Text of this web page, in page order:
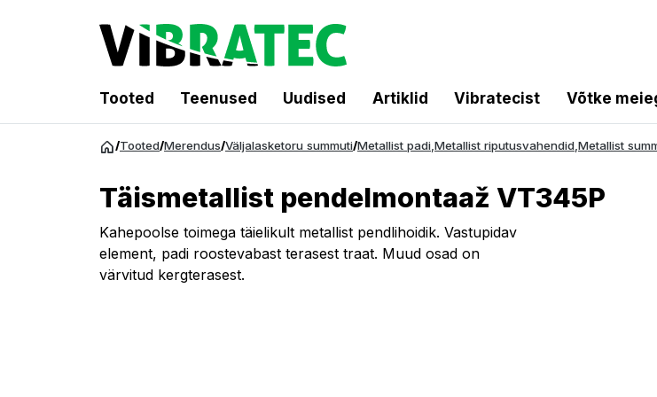
Tooted Teenused Uudised Artiklid Vibratecist Võtke
/Tooted/Merendus/Väljalasketoru summuti/Metallist padi,Metallist riputusvahendid,Metallist
Täismetallist pendelmontaaž VT345P
Kahepoolse toimega täielikult metallist pendlihoidik. Vastupidav
element, padi roostevabast terasest traat. Muud osad on
värvitud kergterasest.